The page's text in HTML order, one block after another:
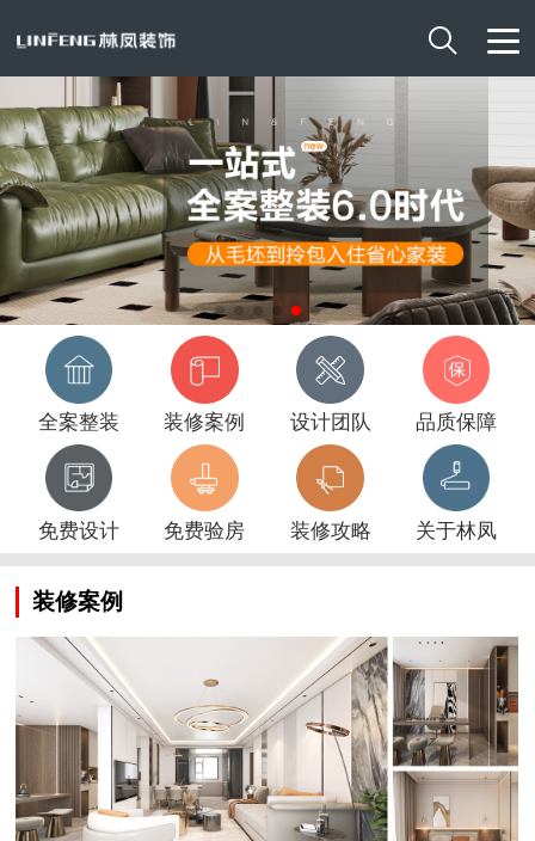

全案整装 装修案例 设计团队 品质保障
免费设计 免费验房 装修攻略 关于林凤
装修案例